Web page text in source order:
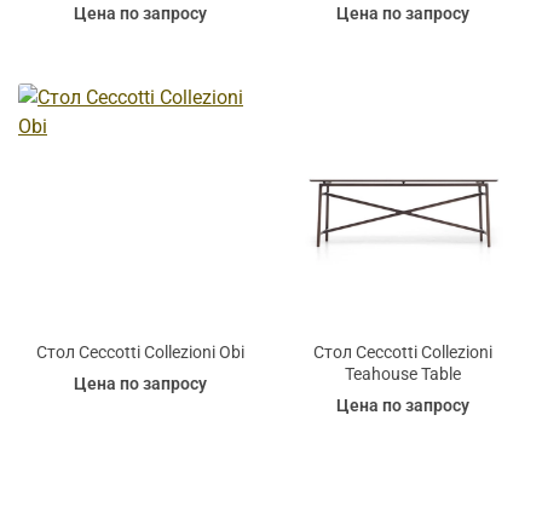
Цена по запросу
Цена по запросу
Стол Ceccotti Collezioni Obi
Цена по запросу
Стол Ceccotti Collezioni
Teahouse Table
Цена по запросу